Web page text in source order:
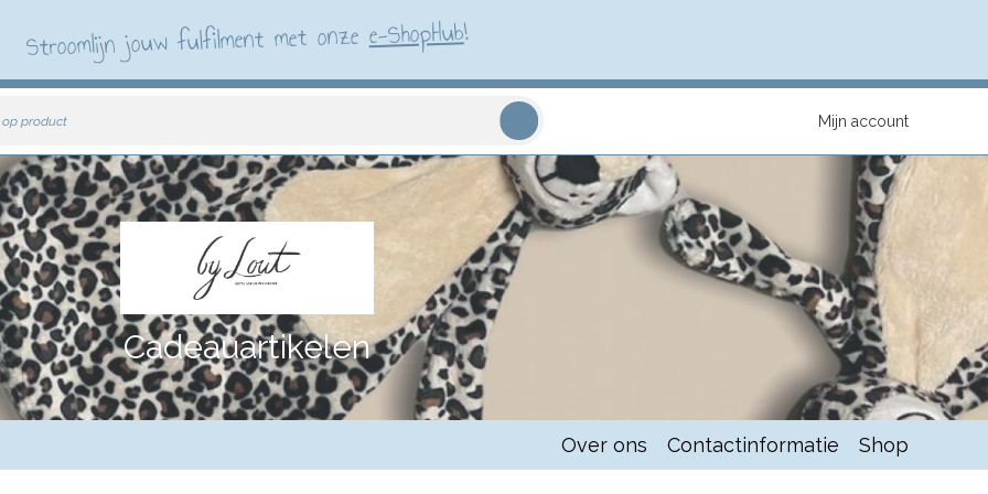
Stroomlijn jouw fulfilment met onzee-ShopHub!
op product Mijn account
Cadeauartikelen
Over ons Contactinformatie Shop